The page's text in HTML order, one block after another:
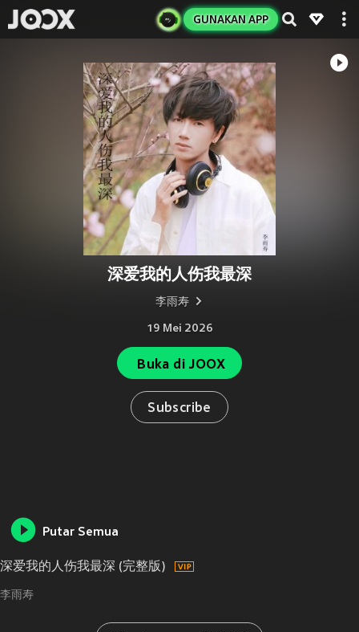
GUNAKAN APP
深爱我的人伤我最深
李雨寿
19 Mei 2026
Buka di JOOX
Subscribe
Putar Semua
深爱我的人伤我最深 (完整版)
李雨寿